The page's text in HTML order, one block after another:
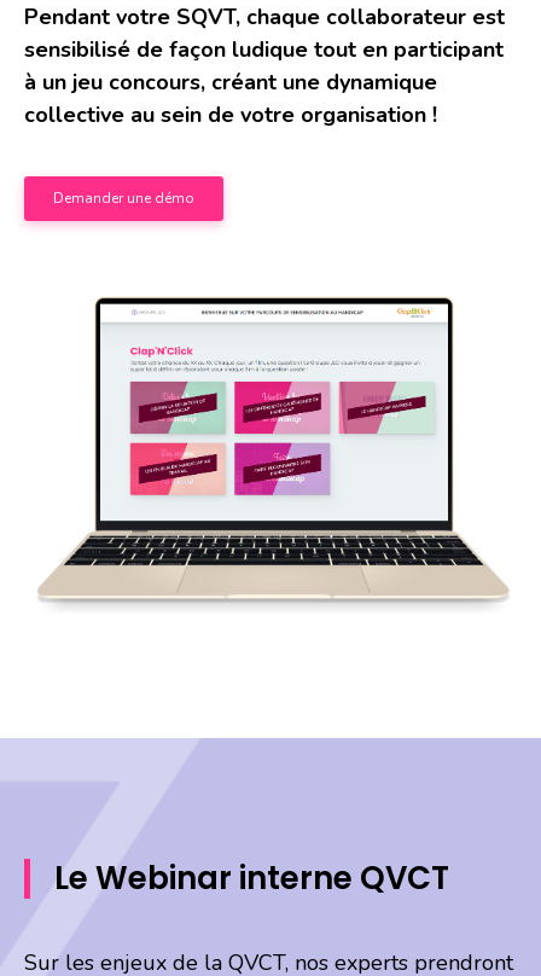
Pendant votre SQVT, chaque collaborateur est
sensibilisé de façon ludique tout en participant
à un jeu concours, créant une dynamique
collective au sein de votre organisation !
Demander une démo
Le Webinar interne QVCT
Sur les enjeux de la QVCT, nos experts prendront